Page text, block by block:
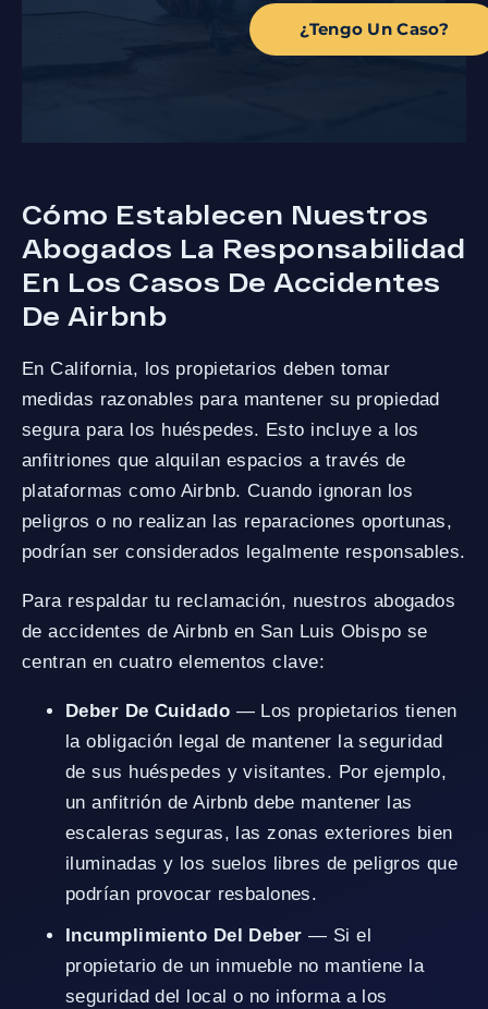
¿Tengo Un Caso?
Cómo Establecen Nuestros
Abogados La Responsabilidad
En Los Casos De Accidentes
De Airbnb
En California, los propietarios deben tomar
medidas razonables para mantener su propiedad
segura para los huéspedes. Esto incluye a los
anfitriones que alquilan espacios a través de
plataformas como Airbnb. Cuando ignoran los
peligros o no realizan las reparaciones oportunas,
podrían ser considerados legalmente responsables.
Para respaldar tu reclamación, nuestros abogados
de accidentes de Airbnb en San Luis Obispo se
centran en cuatro elementos clave:
Deber De Cuidado — Los propietarios tienen
la obligación legal de mantener la seguridad
de sus huéspedes y visitantes. Por ejemplo,
un anfitrión de Airbnb debe mantener las
escaleras seguras, las zonas exteriores bien
iluminadas y los suelos libres de peligros que
podrían provocar resbalones.
Incumplimiento Del Deber — Si el
propietario de un inmueble no mantiene la
seguridad del local o no informa a los